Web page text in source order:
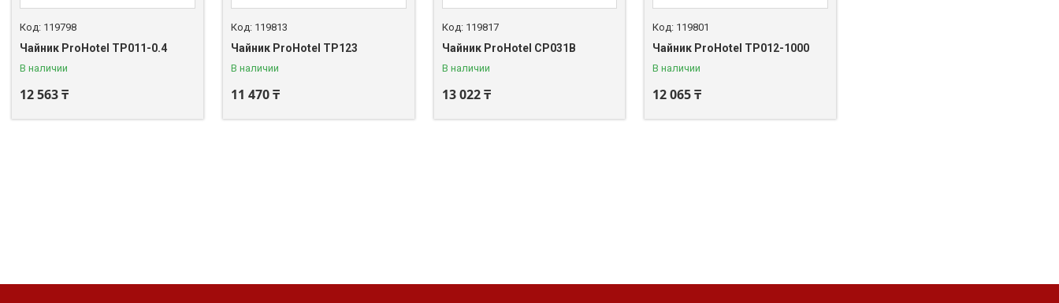
119798
Чайник ProHotel TP011-0.4
В наличии
12 563 ₸
119813
Чайник ProHotel TP123
В наличии
11 470 ₸
119817
Чайник ProHotel CP031B
В наличии
13 022 ₸
119801
Чайник ProHotel TP012-1000
В наличии
12 065 ₸